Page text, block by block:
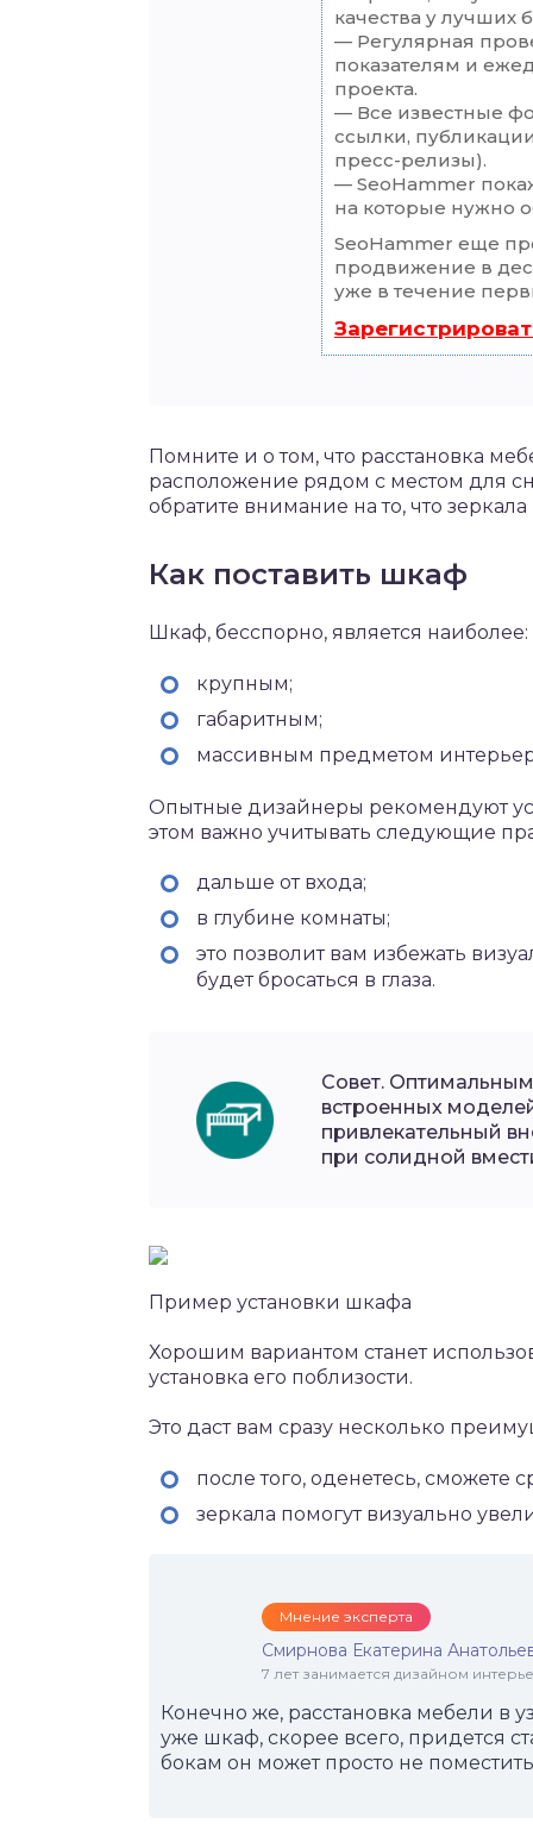
качества у лучших
— Регулярная
показателям и
проекта.
— Все известные
ссылки,
пресс-релизы).
— SeoHammer
на которые нужно
SeoHammer еще
продвижение в
уже в течение
Помните и о том, что расстановка
расположение рядом с местом для
обратите внимание на то, что
Как поставить шкаф
Шкаф, бесспорно, является наиболее:
крупным;
габаритным;
массивным предметом
Опытные дизайнеры рекомендуют
этом важно учитывать следующие
дальше от входа;
в глубине комнаты;
это позволит вам избежать
будет бросаться в глаза.
Совет.
встроенных
привлекательный
при солидной
Пример установки шкафа
Хорошим вариантом станет
установка его поблизости.
Это даст вам сразу несколько
после того, оденетесь,
зеркала помогут визуально
Мнение эксперта
Смирнова Екатерина
7 лет занимается дизайном
Конечно же, расстановка мебели в
уже шкаф, скорее всего, придется
бокам он может просто не